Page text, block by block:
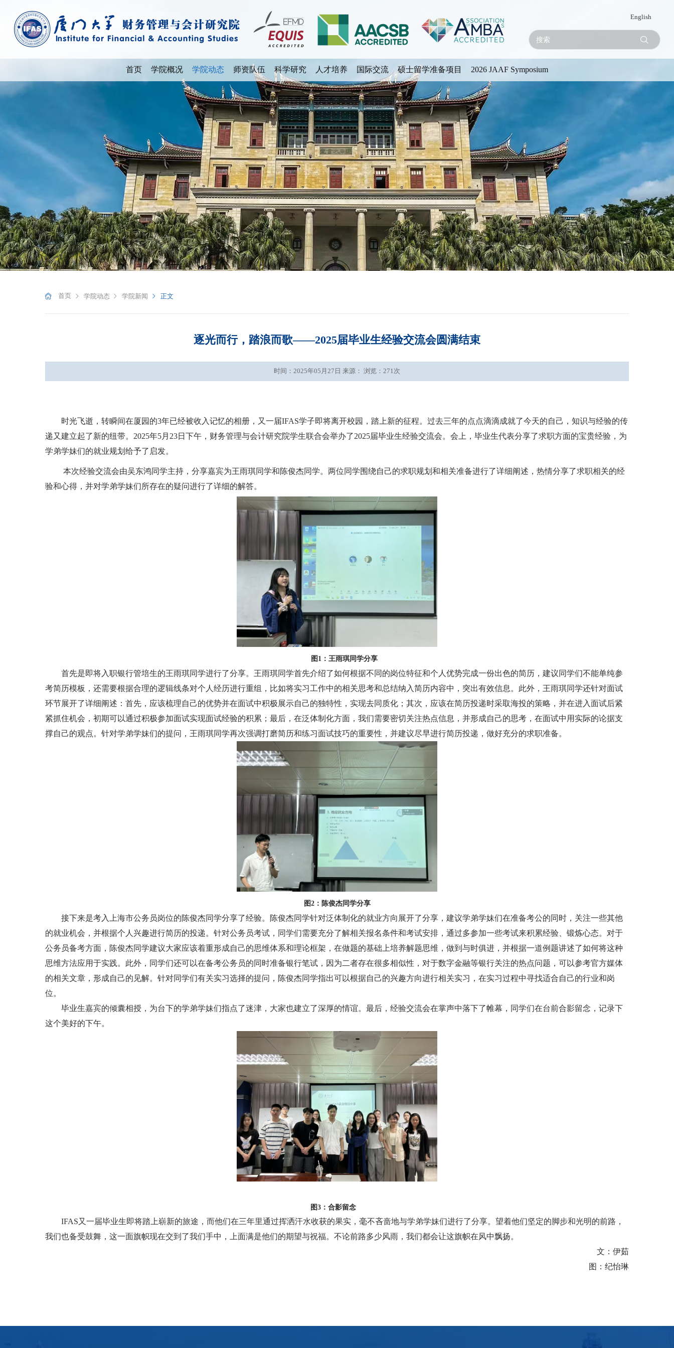
English
首页 学院概况 学院动态 师资队伍 科学研究 人才培养 国际交流 硕士留学准备项目 2026 JAAF Symposium
首页 学院动态 学院新闻 正文
逐光而行，踏浪而歌——2025届毕业生经验交流会圆满结束
时间：2025年05月27日 来源： 浏览： 271次
时光飞逝，转瞬间在厦园的3年已经被收入记忆的相册，又一届IFAS学子即将离开校园，踏上新的征程。过去三年的点点滴滴成就了今天的自己，知识与经验的传
递又建立起了新的纽带。2025年5月23日下午，财务管理与会计研究院学生联合会举办了2025届毕业生经验交流会。会上，毕业生代表分享了求职方面的宝贵经验，为
学弟学妹们的就业规划给予了启发。
本次经验交流会由吴东鸿同学主持，分享嘉宾为王雨琪同学和陈俊杰同学。两位同学围绕自己的求职规划和相关准备进行了详细阐述，热情分享了求职相关的经
验和心得，并对学弟学妹们所存在的疑问进行了详细的解答。
图1：王雨琪同学分享
首先是即将入职银行管培生的王雨琪同学进行了分享。王雨琪同学首先介绍了如何根据不同的岗位特征和个人优势完成一份出色的简历，建议同学们不能单纯参
考简历模板，还需要根据合理的逻辑线条对个人经历进行重组，比如将实习工作中的相关思考和总结纳入简历内容中，突出有效信息。此外，王雨琪同学还针对面试
环节展开了详细阐述：首先，应该梳理自己的优势并在面试中积极展示自己的独特性，实现去同质化；其次，应该在简历投递时采取海投的策略，并在进入面试后紧
紧抓住机会，初期可以通过积极参加面试实现面试经验的积累；最后，在泛体制化方面，我们需要密切关注热点信息，并形成自己的思考，在面试中用实际的论据支
撑自己的观点。针对学弟学妹们的提问，王雨琪同学再次强调打磨简历和练习面试技巧的重要性，并建议尽早进行简历投递，做好充分的求职准备。
图2：陈俊杰同学分享
接下来是考入上海市公务员岗位的陈俊杰同学分享了经验。陈俊杰同学针对泛体制化的就业方向展开了分享，建议学弟学妹们在准备考公的同时，关注一些其他
的就业机会，并根据个人兴趣进行简历的投递。针对公务员考试，同学们需要充分了解相关报名条件和考试安排，通过多参加一些考试来积累经验、锻炼心态。对于
公务员备考方面，陈俊杰同学建议大家应该着重形成自己的思维体系和理论框架，在做题的基础上培养解题思维，做到与时俱进，并根据一道例题讲述了如何将这种
思维方法应用于实践。此外，同学们还可以在备考公务员的同时准备银行笔试，因为二者存在很多相似性，对于数字金融等银行关注的热点问题，可以参考官方媒体
的相关文章，形成自己的见解。针对同学们有关实习选择的提问，陈俊杰同学指出可以根据自己的兴趣方向进行相关实习，在实习过程中寻找适合自己的行业和岗
位。
毕业生嘉宾的倾囊相授，为台下的学弟学妹们指点了迷津，大家也建立了深厚的情谊。最后，经验交流会在掌声中落下了帷幕，同学们在台前合影留念，记录下
这个美好的下午。
图3：合影留念
IFAS又一届毕业生即将踏上崭新的旅途，而他们在三年里通过挥洒汗水收获的果实，毫不吝啬地与学弟学妹们进行了分享。望着他们坚定的脚步和光明的前路，
我们也备受鼓舞，这一面旗帜现在交到了我们手中，上面满是他们的期望与祝福。不论前路多少风雨，我们都会让这旗帜在风中飘扬。
文：伊茹
图：纪怡琳